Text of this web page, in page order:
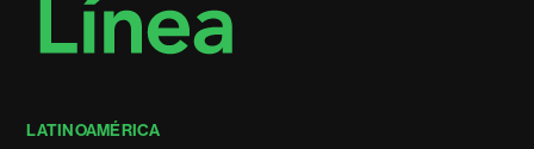
LATINOAMÉRICA